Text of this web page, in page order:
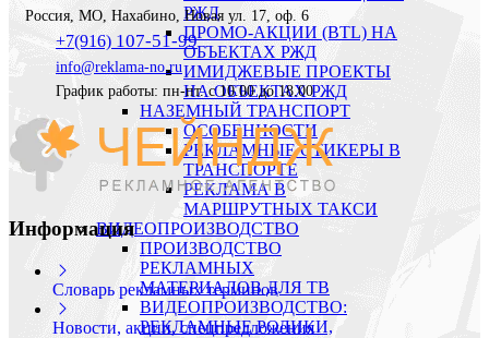
РЖД
ПРОМО-АКЦИИ (BTL) НА
ОБЪЕКТАХ РЖД
ИМИДЖЕВЫЕ ПРОЕКТЫ
НА ОБЪЕКТАХ РЖД
НАЗЕМНЫЙ ТРАНСПОРТ
ОСОБЕННОСТИ
РЕКЛАМНЫЕ СТИКЕРЫ В
ТРАНСПОРТЕ
РЕКЛАМА В
МАРШРУТНЫХ ТАКСИ
ВИДЕОПРОИЗВОДСТВО
ПРОИЗВОДСТВО
РЕКЛАМНЫХ
МАТЕРИАЛОВ ДЛЯ ТВ
ВИДЕОПРОИЗВОДСТВО:
РЕКЛАМНЫЕ РОЛИКИ,
Россия, МО, Нахабино ,Новая ул. 17, оф. 6
+7(916) 107-51-99
info@reklama-no.ru
График работы: пн-пт. с 10.00 до 18.00
Информация
Словарь рекламных терминов
Новости, акции, спецпредложения